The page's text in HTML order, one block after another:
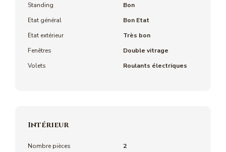
Standing
Bon
Etat général
Bon Etat
Etat extérieur
Très bon
Fenêtres
Double vitrage
Volets
Roulants électriques
Intérieur
Nombre pièces
2